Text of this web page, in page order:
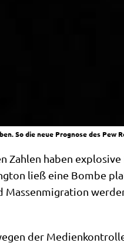
So die neue Prognose des Pew
Zah­len haben
ließ eine Bom­be
der